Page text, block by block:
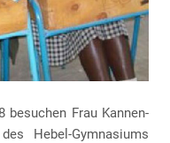
Frau Kannen-
Hebel-Gymnasiums